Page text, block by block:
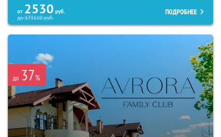
от 2530 руб.
до173110руб.
ПОДРОБНЕЕ
до 37%